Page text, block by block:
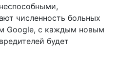
численность больных
Google, с каждым новым
будет